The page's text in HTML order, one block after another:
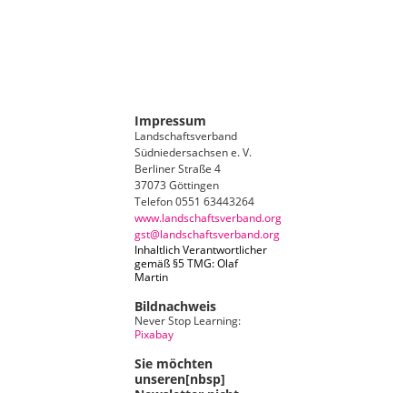
Impressum
Landschaftsverband
Südniedersachsen e. V.
Berliner Straße 4
37073 Göttingen
Telefon 0551 63443264
www.landschaftsverband.org
gst@landschaftsverband.org
Inhaltlich Verantwortlicher
gemäß §5 TMG: Olaf
Martin
Bildnachweis
Never Stop Learning:
Pixabay
Sie möchten
unseren[nbsp]